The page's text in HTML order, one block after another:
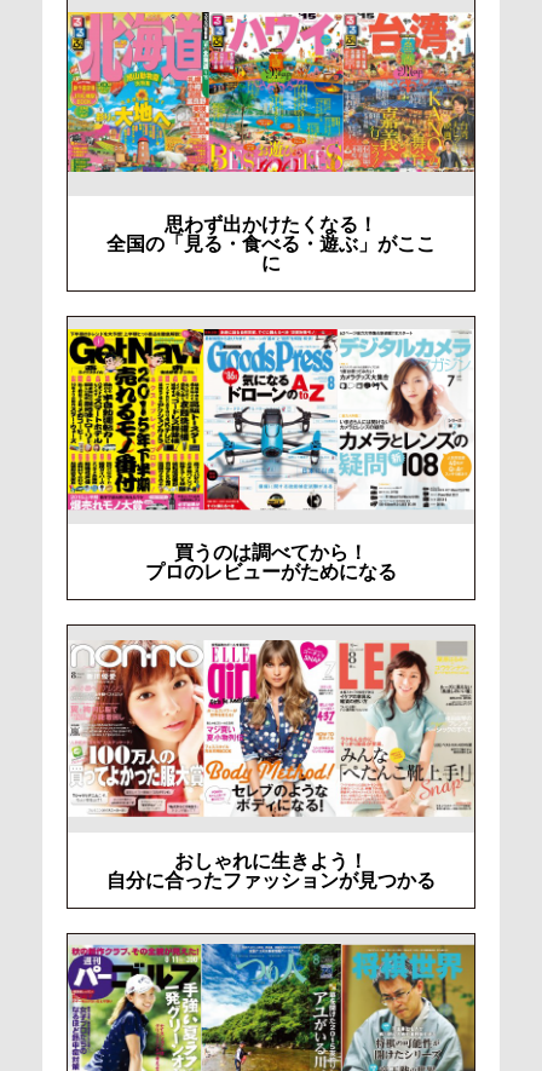
思わず出かけたくなる！
全国の「見る・食べる・遊ぶ」がここ
に
買うのは調べてから！
プロのレビューがためになる
おしゃれに生きよう！
自分に合ったファッションが見つかる